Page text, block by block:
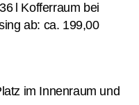
l Kofferraum bei
ab: ca. 199,00
im Innenraum und